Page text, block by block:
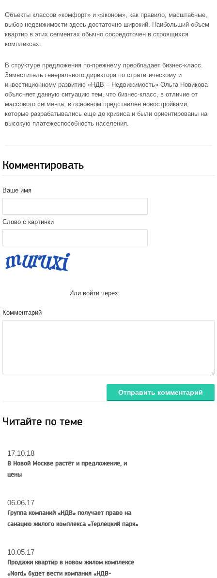
Объекты классов «комфорт» и «эконом», как правило, масштабные,
выбор недвижимости здесь достаточно широкий. Наибольший объем
квартир в этих сегментах обычно сосредоточен в строящихся
комплексах.
В структуре предложения по-прежнему преобладает бизнес-класс.
Заместитель генерального директора по стратегическому и
инвестиционному развитию «НДВ – Недвижимость» Ольга Новикова
объясняет данную ситуацию тем, что бизнес-класс, в отличие от
массового сегмента, в основном представлен новостройками,
которые разрабатывались еще до кризиса и были ориентированы на
высокую платежеспособность населения.
Комментировать
Ваше имя
Слово с картинки
Или войти через:
Комментарий
Отправить комментарий
Читайте по теме
17.10.18
В Новой Москве растёт и предложение, и
цены
06.06.17
Группа компаний «НДВ» получает право на
санацию жилого комплекса «Терлецкий парк»
10.05.17
Продажи квартир в новом жилом комплексе
«Nord» будет вести компания «НДВ-